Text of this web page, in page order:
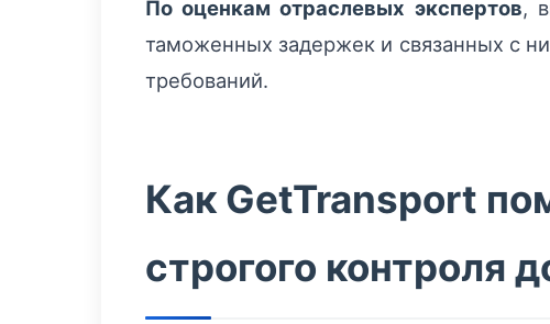
По оценкам отраслевых экспертов,
таможенных задержек и связанных с
требований.
Как GetTransport
строгого контроля